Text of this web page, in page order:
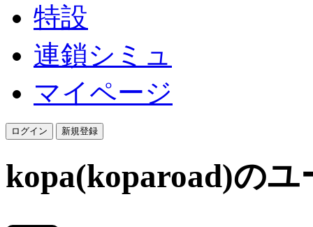
特設
連鎖シミュ
マイページ
kopa(koparoad)のユ